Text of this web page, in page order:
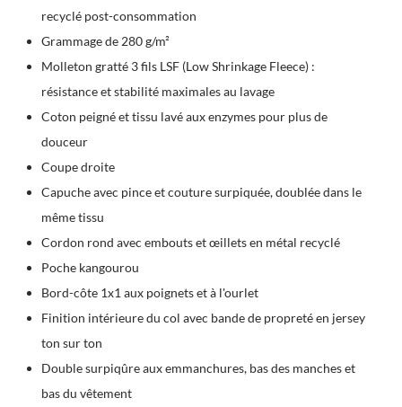
recyclé post-consommation
Grammage de 280 g/m²
Molleton gratté 3 fils LSF (Low Shrinkage Fleece) :
résistance et stabilité maximales au lavage
Coton peigné et tissu lavé aux enzymes pour plus de
douceur
Coupe droite
Capuche avec pince et couture surpiquée, doublée dans le
même tissu
Cordon rond avec embouts et œillets en métal recyclé
Poche kangourou
Bord-côte 1x1 aux poignets et à l'ourlet
Finition intérieure du col avec bande de propreté en jersey
ton sur ton
Double surpiqûre aux emmanchures, bas des manches et
bas du vêtement